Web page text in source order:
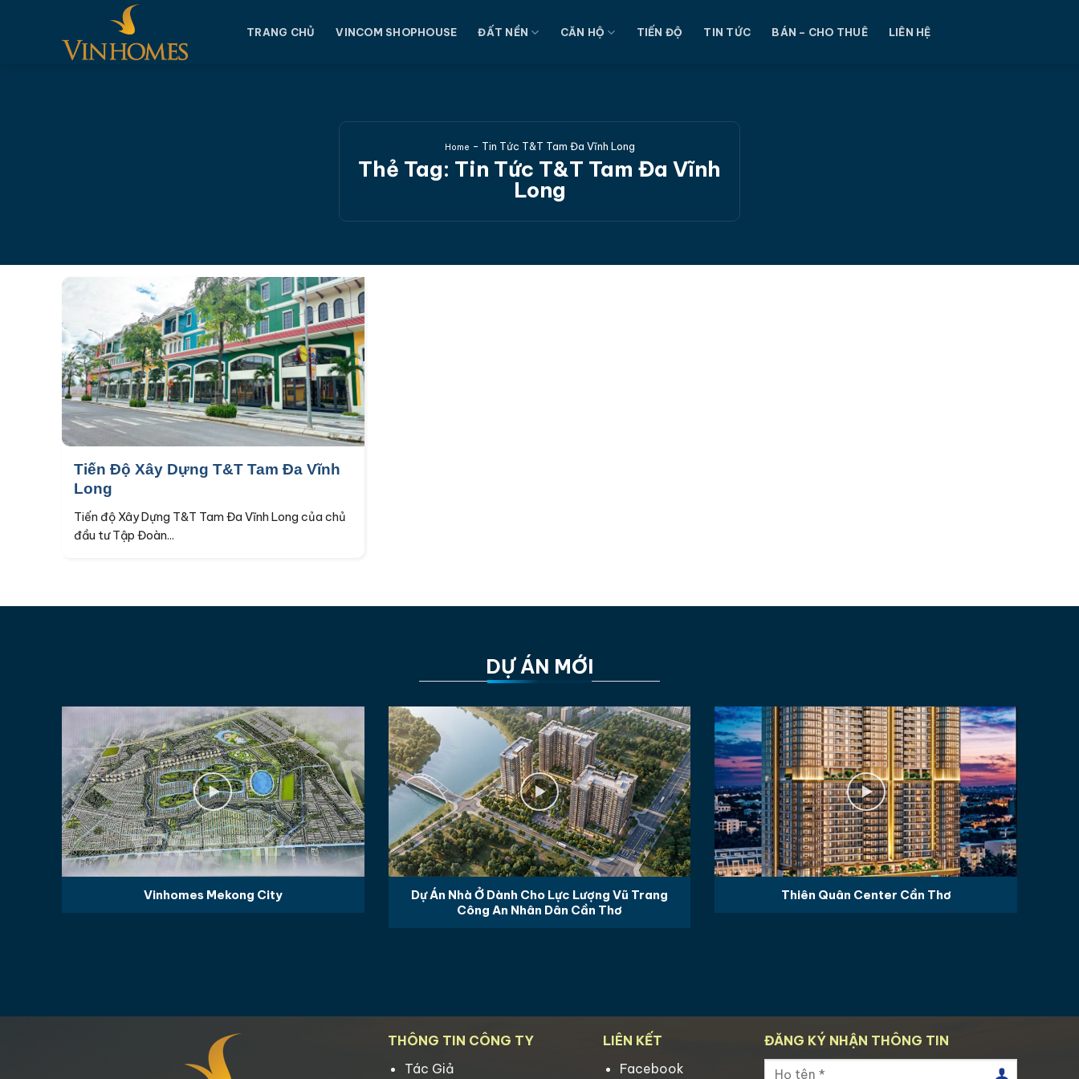
TRANG CHỦ VINCOM SHOPHOUSE ĐẤT NỀN CĂN HỘ TIẾN ĐỘ TIN TỨC BÁN – CHO THUÊ LIÊN HỆ
Home - Tin Tức T&T Tam Đa Vĩnh Long
Thẻ Tag: Tin Tức T&T Tam Đa Vĩnh
Long
Tiến Độ Xây Dựng T&T Tam Đa Vĩnh
Long
Tiến độ Xây Dựng T&T Tam Đa Vĩnh Long của chủ
đầu tư Tập Đoàn...
DỰ ÁN MỚI
Vinhomes Mekong City
Dự Án Nhà Ở Dành Cho Lực Lượng Vũ Trang
Công An Nhân Dân Cần Thơ
Thiên Quân Center Cần Thơ
THÔNG TIN CÔNG TY
Tác Giả
LIÊN KẾT
Facebook
ĐĂNG KÝ NHẬN THÔNG TIN